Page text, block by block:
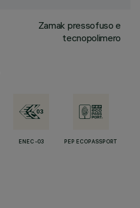
Zamak pressofuso e
tecnopolimero
ENEC-03 PEP ECOPASSPORT